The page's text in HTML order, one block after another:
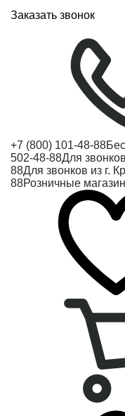
Заказать звонок
+7 (800) 101-48-88
502-48-88Для
88Для звонков из г.
88Розничные